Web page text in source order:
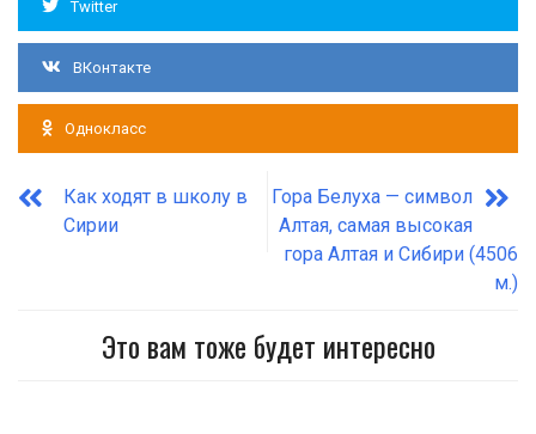
Twitter
ВКонтакте
Однокласс
Как ходят в школу в
Сирии
Гора Белуха — символ
Алтая, самая высокая
гора Алтая и Сибири (4506
м.)
Это вам тоже будет интересно